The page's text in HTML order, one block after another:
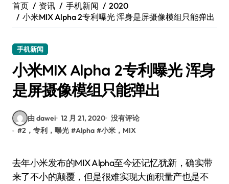
首页 资讯 手机新闻
2020
小米MIX Alpha 2专利曝光 浑身是屏摄像模组只能弹出
手机新闻
小米MIX Alpha 2专利曝光 浑身
是屏摄像模组只能弹出
由 dawei 12 月 21, 2020 没有评论
#2，专利，曝光 #Alpha #小米，MIX
去年小米发布的MIX Alpha至今还记忆犹新，确实带
来了不小的颠覆，但是很难实现大面积量产也是不